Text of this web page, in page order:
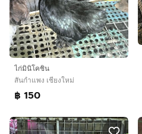
ไก่มินิโคชิน
สันกำแพง เชียงใหม่
฿ 150